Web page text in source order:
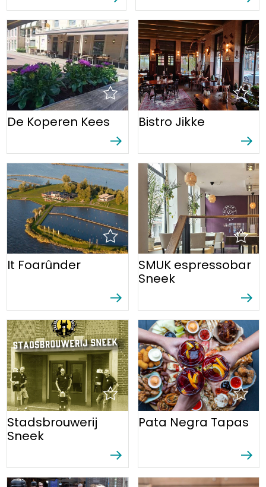
De Koperen Kees Bistro Jikke
It Foarûnder
SMUK espressobar
Sneek
Stadsbrouwerij
Sneek
Pata Negra Tapas